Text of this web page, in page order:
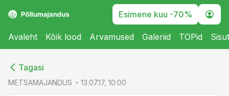
Esimene kuu -70%
Avaleht Kõik lood Arvamused Galeriid TOPid
Tagasi
METSAMAJANDUS 13.07.17, 10:00